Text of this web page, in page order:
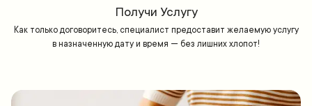
Получи Услугу
Как только договоритесь, специалист предоставит желаемую услугу
в назначенную дату и время — без лишних хлопот!